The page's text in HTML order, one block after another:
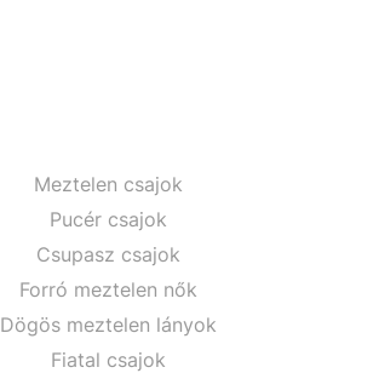
Meztelen csajok
Pucér csajok
Csupasz csajok
Forró meztelen nők
Dögös meztelen lányok
Fiatal csajok